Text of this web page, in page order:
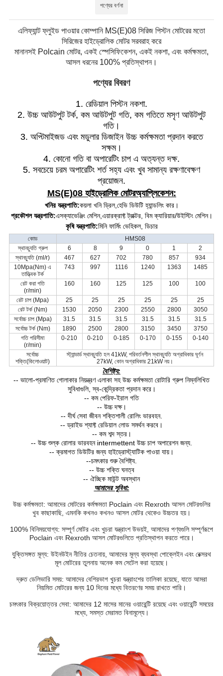
পণ্যের বর্ণনা
এলিফ্যান্ট ফ্লুইড পাওয়ার কোম্পানি MS(E)08 সিরিজ পিস্টন মোটরের মতো
সিরিজের হাইড্রোলিক মোটর সরবরাহ করে
মানানসই Polcain মোটর, একই স্পেসিফিকেশন, একই নকশা, এবং কর্মক্ষমতা,
আসল ধরনের 100% প্রতিস্থাপন।
পণ্যের বিবরণ
1. রেডিয়াল পিস্টন নকশা.
2. উচ্চ আউটপুট টর্ক, কম আউটপুট গতি, কম গতিতে মসৃণ আউটপুট
গতি।
3. অপ্টিমাইজড এবং মডুলার ডিজাইন উচ্চ কর্মক্ষমতা প্রদান করতে
সক্ষম।
4. কোনো গতি বা অপারেটিং চাপ এ অত্যন্ত দক্ষ.
5. সবচেয়ে চরম অপারেটিং শর্ত সহ্য এবং খুব সামান্য রক্ষণাবেক্ষণ
প্রয়োজন.
MS(E)08 হাইড্রোলিক মোটরঅ্যাপ্লিকেশন:
খনির যন্ত্রপাতি:কয়লা খনি ড্রিল,হেভি ডিউটি ​​হ্যান্ডলিং কার।
প্রকৌশল যন্ত্রপাতি:এসক্যাভেঞ্জিং মেশিন,এয়ারক্রাফ্ট ট্রাক্টর, বিম ক্যারিয়ার/উইস্টিং মেশিন।
কৃষি যন্ত্রপাতি:মিনি ফার্মিং ভেহিকল, ডিচার
কোড
HMS08
স্থানচ্যুতি গ্রুপ
6 8 9 0 1
2
স্থানচ্যুতি (ml/r)
467 627 702 780 857
934
10Mpa(Nm) এ
তাত্ত্বিক টর্ক
743 997 1116 1240 1363 1485
রেট করা গতি
(r/min)
160 160 125 125 100 100
রেট চাপ (Mpa) 25 25 25 25 25
25
রেট টর্ক (Nm)
1530 2050 2300 2550 2800
3050
সর্বোচ্চ চাপ (Mpa)
31.5 31.5 31.5 31.5 31.5
31.5
সর্বোচ্চ টর্ক (Nm)
1890 2500 2800 3150 3450
3750
গতি পরিসীমা
(r/min)
0-210 0-210 0-185 0-170 0-155 0-140
সর্বোচ্চ
শক্তি(কিলোওয়াট)
স্ট্যান্ডার্ড স্থানচ্যুতি হল 41kW, পরিবর্তনশীল স্থানচ্যুতি অগ্রাধিকার ঘূর্ণন
27kW, কোন অগ্রাধিকার 21kW নয়।
বৈশিষ্ট্য:
-- ভালো-প্রমাণিত গোলাকার নিয়ন্ত্রণ এলাকা সহ উচ্চ কর্মক্ষমতা রোটারি গ্রুপ নিম্নলিখিত
সুবিধাগুলি, স্ব-কেন্দ্রিকতা প্রদান করে।
-- কম পেরিফ-ইরাল গতি
-- উচ্চ দক্ষ।
-- দীর্ঘ সেবা জীবন শক্তিশালী রোলিং ভারবহন.
-- ড্রাইভ শ্যাফ্ট রেডিয়াল লোড সমর্থন করবে।
-- কম শব্দ স্তর।
-- উচ্চ শুল্ক রোলার ভারবহন intermettent উচ্চ চাপ অপারেশন জন্য.
-- ক্রমাগত ডিউটির জন্য হাইড্রোস্ট্যাটিক পাওয়া যায়।
--চমৎকার শুরু বৈশিষ্ট্য.
-- উচ্চ শক্তি ঘনত্ব
-- ঐচ্ছিক মাউন্ট অবস্থান
আমাদের সুবিধা:
উচ্চ কর্মক্ষমতা: আমাদের মোটরের কর্মক্ষমতা Poclain এবং Rexroth আসল মোটরগুলির
খুব কাছাকাছি, এমনকি কখনও কখনও আসল মোটর থেকেও উচ্চতর হয়।
100% বিনিময়যোগ্য: সম্পূর্ণ মোটর এবং খুচরা যন্ত্রাংশ উভয়ই, আমাদের পণ্যগুলি সম্পূর্ণরূপে
Poclain এবং Rexroth আসল মোটরগুলিতে প্রতিস্থাপন করতে পারে।
যুক্তিসঙ্গত মূল্য: উইনউইন নীতির চেতনায়, আমাদের মূল্য ব্যবস্থা পোক্লেইন এবং রেক্সরথ
মূল মোটরের তুলনায় অনেক কম সেটেল করা হয়েছে।
দ্রুত ডেলিভারি সময়: আমাদের বেশিরভাগ খুচরা যন্ত্রাংশের তালিকা রয়েছে, যাতে আমরা
নিয়মিত মোটরের জন্য 10 দিনের মধ্যে বিতরণের সময় রাখতে পারি।
চমৎকার বিক্রয়োত্তর সেবা: আমাদের 12 মাসের মানের ওয়ারেন্টি রয়েছে এবং ওয়ারেন্টি সময়ের
মধ্যে, সমস্ত মেরামত বিনামূল্যে।